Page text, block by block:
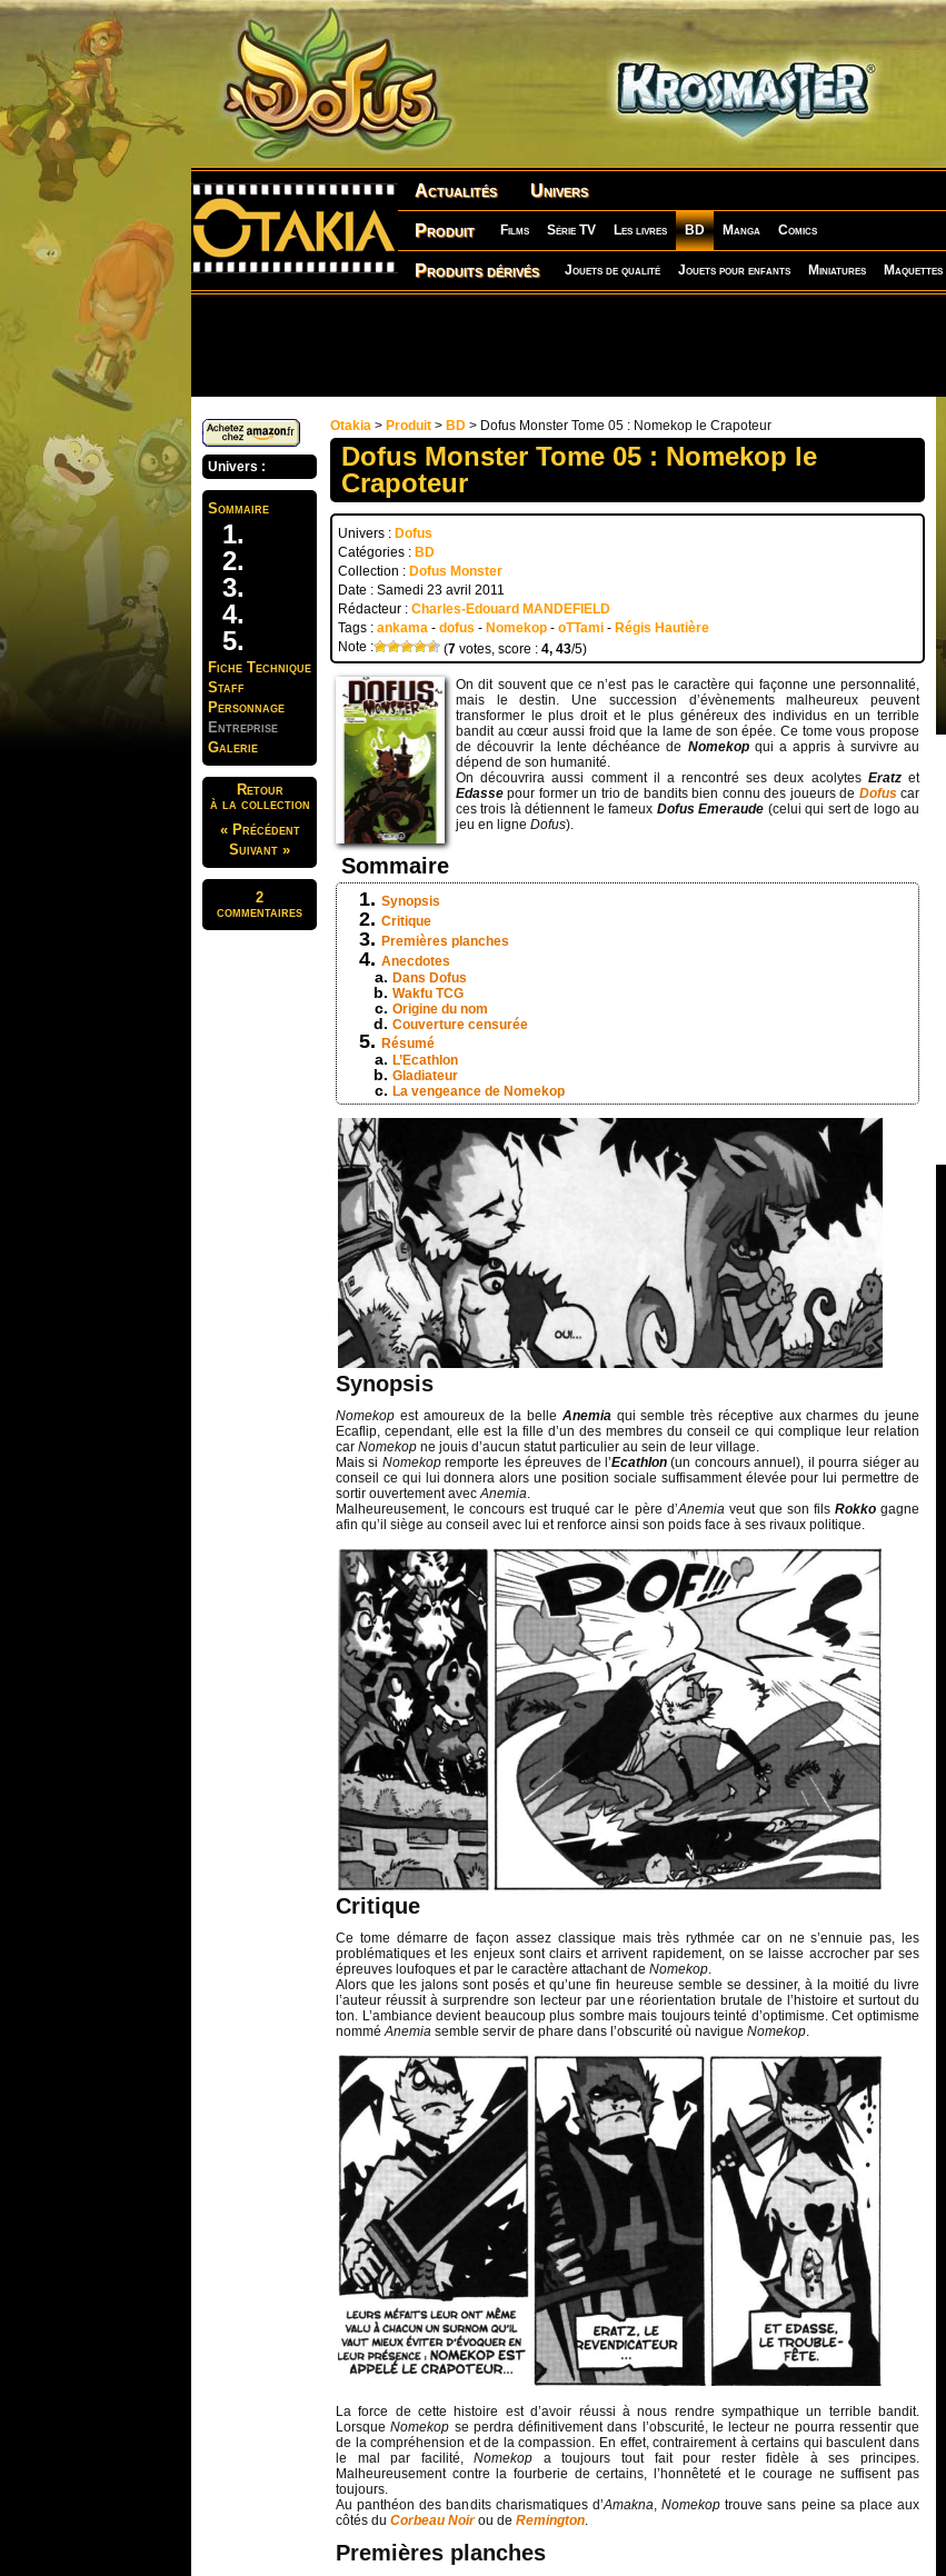
Actualités Univers
Produit Films Série TV Les livres BD Manga Comics
Produits dérivés Jouets de qualité Jouets pour enfants Miniatures Maquettes
Univers :
Sommaire
Fiche Technique
Staff
Personnage
Entreprise
Galerie
Retour
à la collection
« Précédent
Suivant »
2
commentaires
Otakia > Produit > BD > Dofus Monster Tome 05 : Nomekop le Crapoteur
Dofus Monster Tome 05 : Nomekop le
Crapoteur
Univers : Dofus
Catégories : BD
Collection : Dofus Monster
Date : Samedi 23 avril 2011
Rédacteur : Charles-Edouard MANDEFIELD
Tags : ankama - dofus - Nomekop - oTTami - Régis Hautière
Note :
(7 votes, score : 4, 43/5)
On dit souvent que ce n’est pas le caractère qui façonne une personnalité,
mais le destin. Une succession d’évènements malheureux peuvent
transformer le plus droit et le plus généreux des individus en un terrible
bandit au cœur aussi froid que la lame de son épée. Ce tome vous propose
de découvrir la lente déchéance de Nomekop qui a appris à survivre au
dépend de son humanité.
On découvrira aussi comment il a rencontré ses deux acolytes Eratzet
Edassepour former un trio de bandits bien connu des joueurs de Dofuscar
ces trois là détiennent le fameux Dofus Emeraude (celui qui sert de logo au
jeu en ligne Dofus).
Sommaire
Synopsis
Critique
Premières planches
Anecdotes
Dans Dofus
Wakfu TCG
Origine du nom
Couverture censurée
Résumé
L’Ecathlon
Gladiateur
La vengeance de Nomekop
Synopsis
Nomekop est amoureux de la belle Anemia qui semble très réceptive aux charmes du jeune
Ecaflip, cependant, elle est la fille d’un des membres du conseil ce qui complique leur relation
car Nomekop ne jouis d’aucun statut particulier au sein de leur village.
Mais si Nomekopremporte les épreuves de l’Ecathlon(un concours annuel), il pourra siéger au
conseil ce qui lui donnera alors une position sociale suffisamment élevée pour lui permettre de
sortir ouvertement avecAnemia.
Malheureusement, le concours est truqué car le père d’Anemia veut que son fils Rokkogagne
afin qu’il siège au conseil avec lui et renforce ainsi son poids face à ses rivaux politique.
Critique
Ce tome démarre de façon assez classique mais très rythmée car on ne s’ennuie pas, les
problématiques et les enjeux sont clairs et arrivent rapidement, on se laisse accrocher par ses
épreuves loufoques et par le caractère attachant de Nomekop.
Alors que les jalons sont posés et qu’une fin heureuse semble se dessiner, à la moitié du livre
l’auteur réussit à surprendre son lecteur par une réorientation brutale de l’histoire et surtout du
ton. L’ambiance devient beaucoup plus sombre mais toujours teinté d’optimisme. Cet optimisme
nomméAnemia semble servir de phare dans l’obscurité où navigue Nomekop.
La force de cette histoire est d’avoir réussi à nous rendre sympathique un terrible bandit.
LorsqueNomekop se perdra définitivement dans l’obscurité, le lecteur ne pourra ressentir que
de la compréhension et de la compassion. En effet, contrairement à certains qui basculent dans
le mal par facilité,Nomekop a toujours tout fait pour rester fidèle à ses principes.
Malheureusement contre la fourberie de certains, l’honnêteté et le courage ne suffisent pas
toujours.
Au panthéon des bandits charismatiques d’Amakna,Nomekoptrouve sans peine sa place aux
côtés du Corbeau Noirou de Remington.
Premières planches